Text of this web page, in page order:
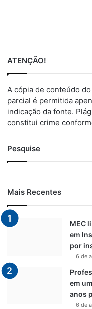
ATENÇÃO!
A cópia de conteúdo
parcial é permitida
indicação da fonte.
constitui crime
Pesquise
Mais Recentes
MEC
em
por
6 de
em
anos
6 de